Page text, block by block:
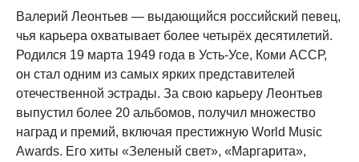
Валерий Леонтьев — выдающийся российский певец,
чья карьера охватывает более четырёх десятилетий.
Родился 19 марта 1949 года в Усть-Усе, Коми АССР,
он стал одним из самых ярких представителей
отечественной эстрады. За свою карьеру Леонтьев
выпустил более 20 альбомов, получил множество
наград и премий, включая престижную World Music
Awards. Его хиты «Зеленый свет», «Маргарита»,